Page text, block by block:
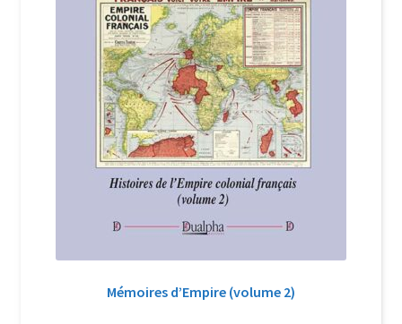
Mémoires d’Empire (volume 2)